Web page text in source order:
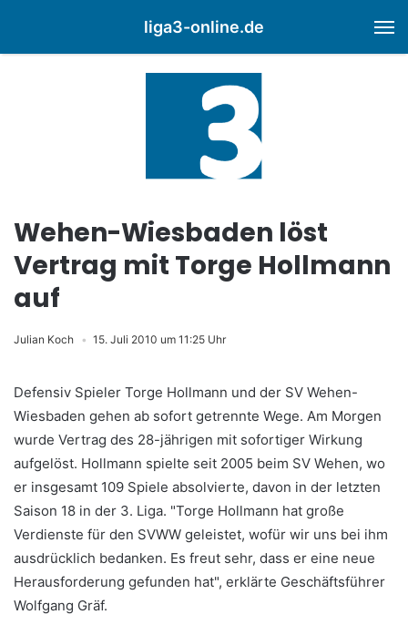
liga3-online.de
Wehen-Wiesbaden löst
Vertrag mit Torge Hollmann
auf
Julian Koch 15. Juli 2010 um 11:25 Uhr
Defensiv Spieler Torge Hollmann und der SV Wehen-
Wiesbaden gehen ab sofort getrennte Wege. Am Morgen
wurde Vertrag des 28-jährigen mit sofortiger Wirkung
aufgelöst. Hollmann spielte seit 2005 beim SV Wehen, wo
er insgesamt 109 Spiele absolvierte, davon in der letzten
Saison 18 in der 3. Liga. "Torge Hollmann hat große
Verdienste für den SVWW geleistet, wofür wir uns bei ihm
ausdrücklich bedanken. Es freut sehr, dass er eine neue
Herausforderung gefunden hat", erklärte Geschäftsführer
Wolfgang Gräf.